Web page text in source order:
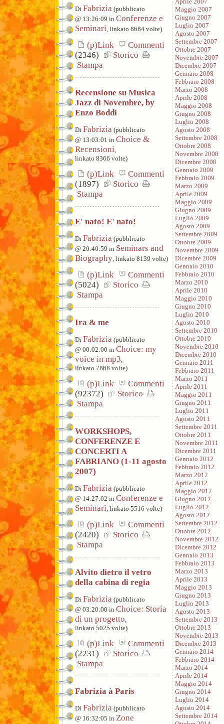
Di Fabrizia (pubblicato
@ 13:26:09 in Conferenze e
Seminari , linkato 8684 volte)
(p)Link
Commenti
(2346)
Storico
Stampa
Recensione su Musica
Jazz di Novembre, by
Enzo Boddi
Di Fabrizia (pubblicato
@ 13:03:01 in Choice &
Recensioni
linkato 8366 volte)
(p)Link
Commenti
(1897)
Storico
Stampa
E' nato! E' nato!
Di Fabrizia (pubblicato
@ 20:40:59 in Seminars and
Biography , linkato 8139 volte)
(p)Link
Commenti
(5024)
Storico
Stampa
Ira & me
Di Fabrizia (pubblicato
@ 00:02:00 in Choice: my
voice in mp3
linkato 7868 volte)
(p)Link
Commenti
(92372)
Storico
Stampa
WORKSHOPS,
CONFERENZE E
CONCERTI A
FABRIANO (1-11 agosto
2007)
Di Fabrizia (pubblicato
@ 14:27:02 in Conferenze e
Seminari , linkato 5516 volte)
(p)Link
Commenti
(2420)
Storico
Stampa
Alvito dietro il vetro
della cabina di regia
Di Fabrizia (pubblicato
@ 03:20:00 in Choice: Storia
di un progetto
linkato 5025 volte)
(p)Link
Commenti
(2231)
Storico
Stampa
Fabrizia à Paris
Di Fabrizia (pubblicato
@ 16:32:05 in Zone
Maggio 2007
Giugno 2007
Luglio 2007
Agosto 2007
Settembre 2007
Ottobre 2007
Novembre 2007
Dicembre 2007
Gennaio 2008
Febbraio 2008
Marzo 2008
Aprile 2008
Maggio 2008
Giugno 2008
Luglio 2008
Agosto 2008
Settembre 2008
Ottobre 2008
Novembre 2008
Dicembre 2008
Gennaio 2009
Febbraio 2009
Marzo 2009
Aprile 2009
Maggio 2009
Giugno 2009
Luglio 2009
Agosto 2009
Settembre 2009
Ottobre 2009
Novembre 2009
Dicembre 2009
Gennaio 2010
Febbraio 2010
Marzo 2010
Aprile 2010
Maggio 2010
Giugno 2010
Luglio 2010
Agosto 2010
Settembre 2010
Ottobre 2010
Novembre 2010
Dicembre 2010
Gennaio 2011
Febbraio 2011
Marzo 2011
Aprile 2011
Maggio 2011
Giugno 2011
Luglio 2011
Agosto 2011
Settembre 2011
Ottobre 2011
Novembre 2011
Dicembre 2011
Gennaio 2012
Febbraio 2012
Marzo 2012
Aprile 2012
Maggio 2012
Giugno 2012
Luglio 2012
Agosto 2012
Settembre 2012
Ottobre 2012
Novembre 2012
Dicembre 2012
Gennaio 2013
Febbraio 2013
Marzo 2013
Aprile 2013
Maggio 2013
Giugno 2013
Luglio 2013
Agosto 2013
Settembre 2013
Ottobre 2013
Novembre 2013
Dicembre 2013
Gennaio 2014
Febbraio 2014
Marzo 2014
Aprile 2014
Maggio 2014
Giugno 2014
Luglio 2014
Agosto 2014
Settembre 2014